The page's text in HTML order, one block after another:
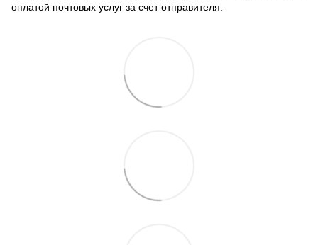
оплатой почтовых услуг за счет отправителя.